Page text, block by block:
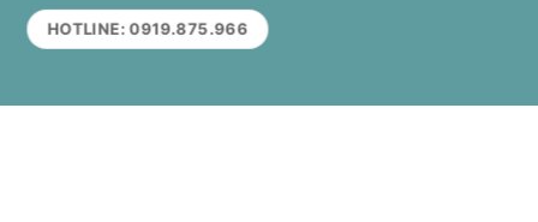
HOTLINE: 0919.875.966